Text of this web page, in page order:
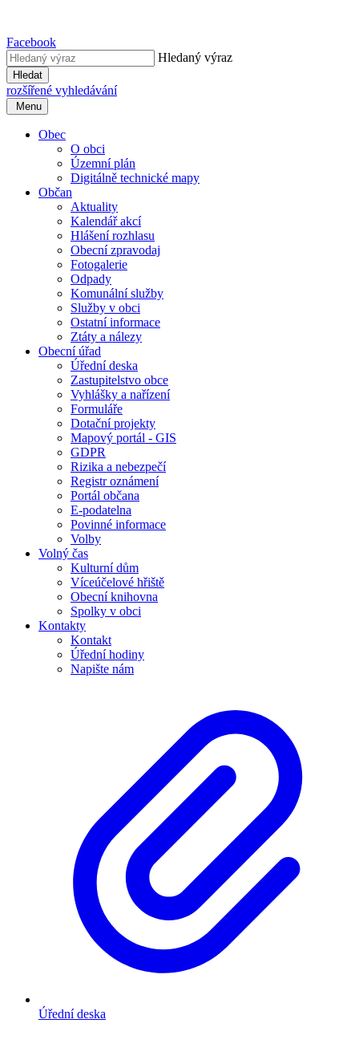
Facebook
Hledaný výraz
Hledat
rozšířené vyhledávání
Menu
Obec
O obci
Územní plán
Digitálně technické mapy
Občan
Aktuality
Kalendář akcí
Hlášení rozhlasu
Obecní zpravodaj
Fotogalerie
Odpady
Komunální služby
Služby v obci
Ostatní informace
Ztáty a nálezy
Obecní úřad
Úřední deska
Zastupitelstvo obce
Vyhlášky a nařízení
Formuláře
Dotační projekty
Mapový portál - GIS
GDPR
Rizika a nebezpečí
Registr oznámení
Portál občana
E-podatelna
Povinné informace
Volby
Volný čas
Kulturní dům
Víceúčelové hřiště
Obecní knihovna
Spolky v obci
Kontakty
Kontakt
Úřední hodiny
Napište nám
Úřední deska